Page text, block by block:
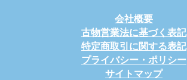
会社概要
古物営業法に基づく表記
特定商取引に関する表記
プライバシー・ポリシー
サイトマップ